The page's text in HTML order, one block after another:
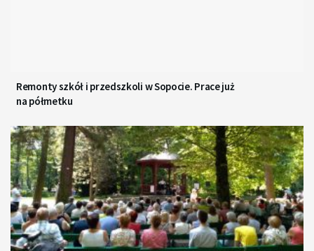
Remonty szkół i przedszkoli w Sopocie. Prace już
na półmetku